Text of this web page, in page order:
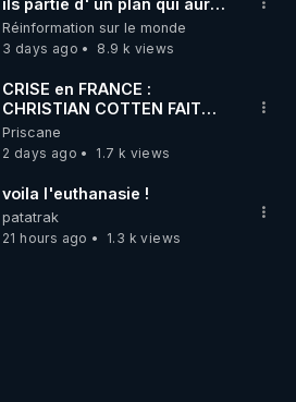
ils partie d' un plan qui aurait
débuté le 11 septembre 2001
?
Réinformation sur le monde
3 days ago
8.9 k views
CRISE en FRANCE :
CHRISTIAN COTTEN FAIT
une étrange découverte
Priscane
2 days ago
1.7 k views
voila l'euthanasie !
patatrak
21 hours ago
1.3 k views